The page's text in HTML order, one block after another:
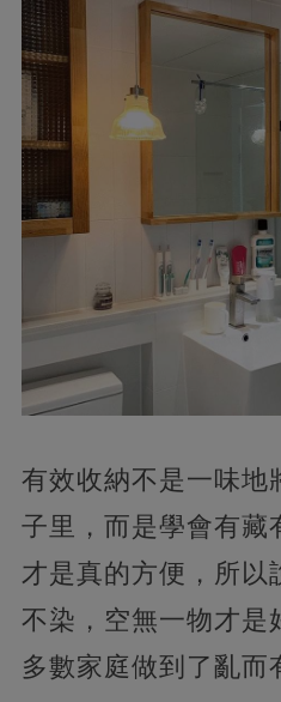
有效收納不是一味地
子里，而是學會有藏
才是真的方便，所以
不染，空無一物才是
多數家庭做到了亂而